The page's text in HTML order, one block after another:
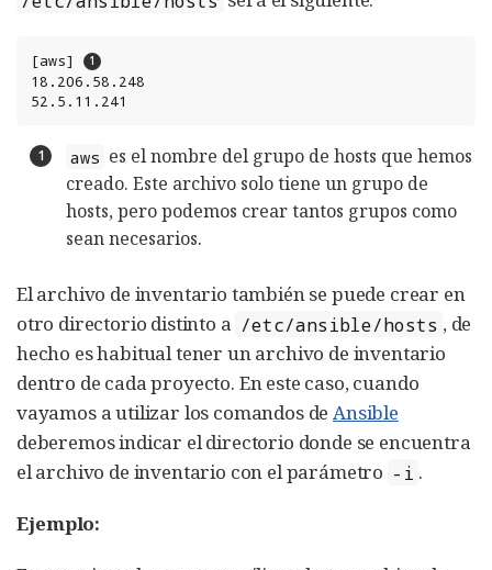
[aws]
18.206.58.248
52.5.11.241
aws es el nombre del grupo de hosts que hemos
creado. Este archivo solo tiene un grupo de
hosts, pero podemos crear tantos grupos como
sean necesarios.
El archivo de inventario también se puede crear en
otro directorio distinto a /etc/ansible/hosts , de
hecho es habitual tener un archivo de inventario
dentro de cada proyecto. En este caso, cuando
vayamos a utilizar los comandos deAnsible
deberemos indicar el directorio donde se encuentra
el archivo de inventario con el parámetro -i .
Ejemplo: